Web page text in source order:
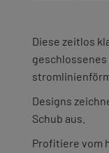
Diese zeitlos
geschlossenes
Designs
Schub aus.
Profitiere vom